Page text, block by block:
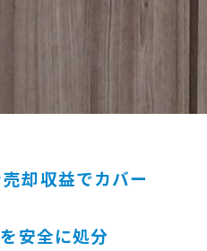
却収益でカバー
安全に処分